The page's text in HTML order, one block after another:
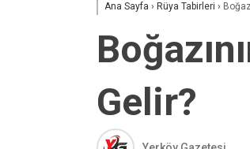
Ana Sayfa › Rüya Tabirleri ›
Gelir?